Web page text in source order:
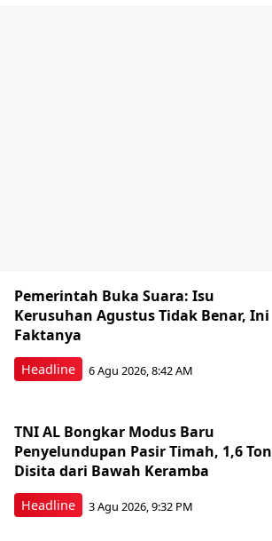
Headline
Pemerintah Buka Suara: Isu
Kerusuhan Agustus Tidak Benar, Ini
Faktanya
6 Agu 2026, 8:42 AM
Headline
TNI AL Bongkar Modus Baru
Penyelundupan Pasir Timah, 1,6 Ton
Disita dari Bawah Keramba
3 Agu 2026, 9:32 PM